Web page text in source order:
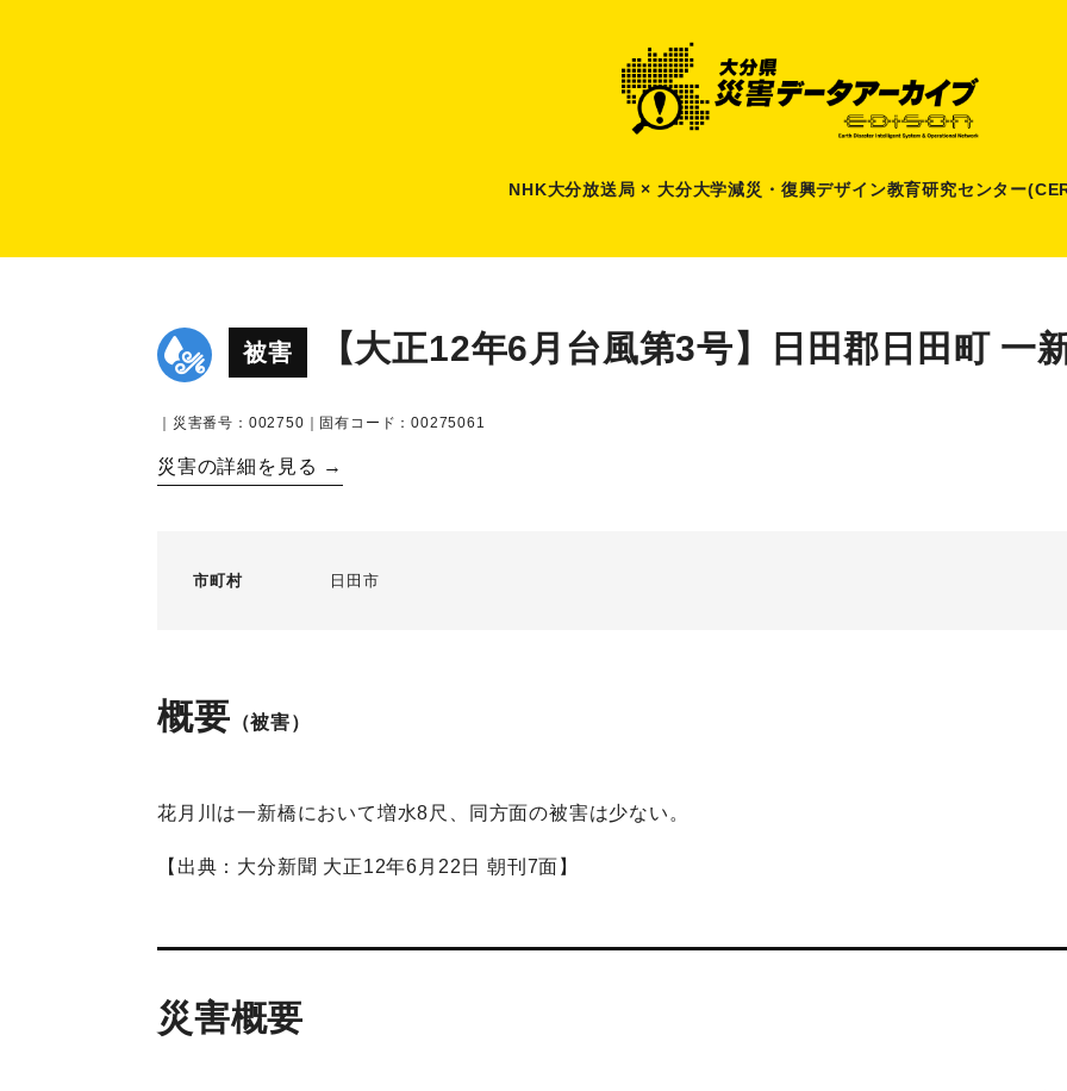
NHK大分放送局 × 大分大学減災 ・ 復興デザイン教育研究センター
被害 【大正12年6月台風第3号】日田郡日田町 一
｜災害番号：002750｜固有コード：00275061
災害の詳細を見る →
市町村 日田市
概要 （被害）
花月川は一新橋において増水8尺、同方面の被害は少ない。
【出典：大分新聞 大正12年6月22日 朝刊7面】
災害概要